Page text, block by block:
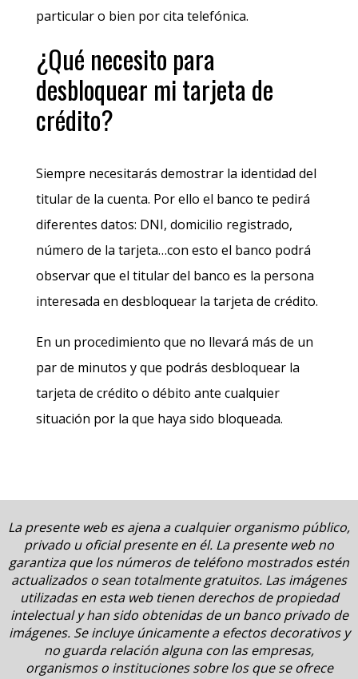
particular o bien por cita telefónica.
¿Qué necesito para
desbloquear mi tarjeta de
crédito?
Siempre necesitarás demostrar la identidad del
titular de la cuenta. Por ello el banco te pedirá
diferentes datos: DNI, domicilio registrado,
número de la tarjeta…con esto el banco podrá
observar que el titular del banco es la persona
interesada en desbloquear la tarjeta de crédito.
En un procedimiento que no llevará más de un
par de minutos y que podrás desbloquear la
tarjeta de crédito o débito ante cualquier
situación por la que haya sido bloqueada.
La presente web es ajena a cualquier organismo público,
privado u oficial presente en él. La presente web no
garantiza que los números de teléfono mostrados estén
actualizados o sean totalmente gratuitos. Las imágenes
utilizadas en esta web tienen derechos de propiedad
intelectual y han sido obtenidas de un banco privado de
imágenes. Se incluye únicamente a efectos decorativos y
no guarda relación alguna con las empresas,
organismos o instituciones sobre los que se ofrece